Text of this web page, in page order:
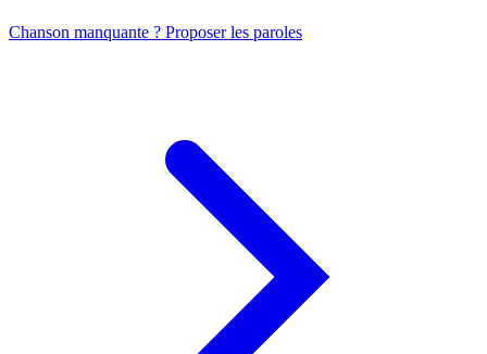
Chanson manquante ? Proposer les paroles